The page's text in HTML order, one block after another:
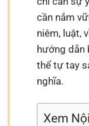
cần nắm
niêm, luật,
hướng dẫn
thể tự tay
nghĩa.
Xem